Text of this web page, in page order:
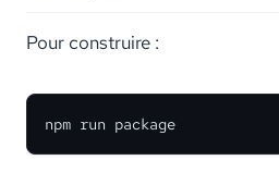
Pour construire :
npm run package